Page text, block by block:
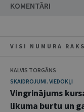
KOMENTĀRI
VISI NUMURA
KALVIS TORGĀNS
SKAIDROJUMI. VIEDOKĻI
Vingrinājums
likuma burtu un